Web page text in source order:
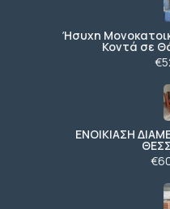
Ήσυχη
Κοντά σε
ΕΝΟΙΚΙΑΣΗ